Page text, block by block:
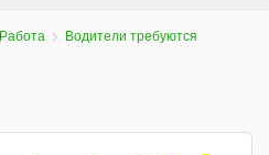
Работа Водители требуются